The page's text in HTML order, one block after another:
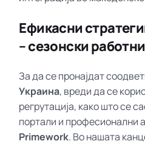
Ефикасни
– сезонски
За да се пронајдат
Украина, вреди да се
регрутација, како што се
портали и професионални
Primework. Во нашата